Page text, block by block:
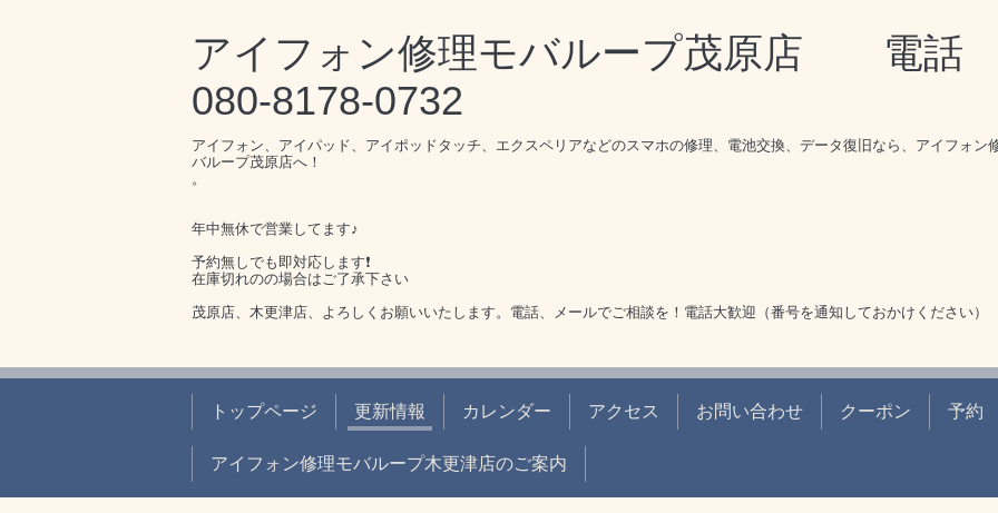
アイフォン修理モバループ茂原店 電
080-8178-0732
アイフォン、アイパッド、アイポッドタッチ、エクスペリアなどのスマホの修理、電池交換、データ復旧なら、アイフォン
バループ茂原店へ！
。
年中無休で営業してます♪
予約無しでも即対応します❗️
在庫切れのの場合はご了承下さい
茂原店、木更津店、よろしくお願いいたします。電話、メールでご相談を！電話大歓迎（番号を通知しておかけください）
トップページ 更新情報 カレンダー アクセス お問い合わせ クーポン 予約
アイフォン修理モバループ木更津店のご案内